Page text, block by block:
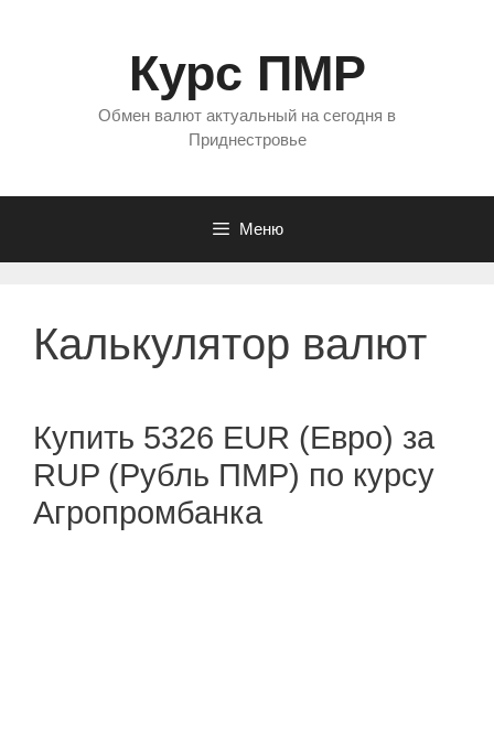
Курс ПМР
Обмен валют актуальный на сегодня в
Приднестровье
Меню
Калькулятор валют
Купить 5326 EUR (Евро) за
RUP (Рубль ПМР) по курсу
Агропромбанка